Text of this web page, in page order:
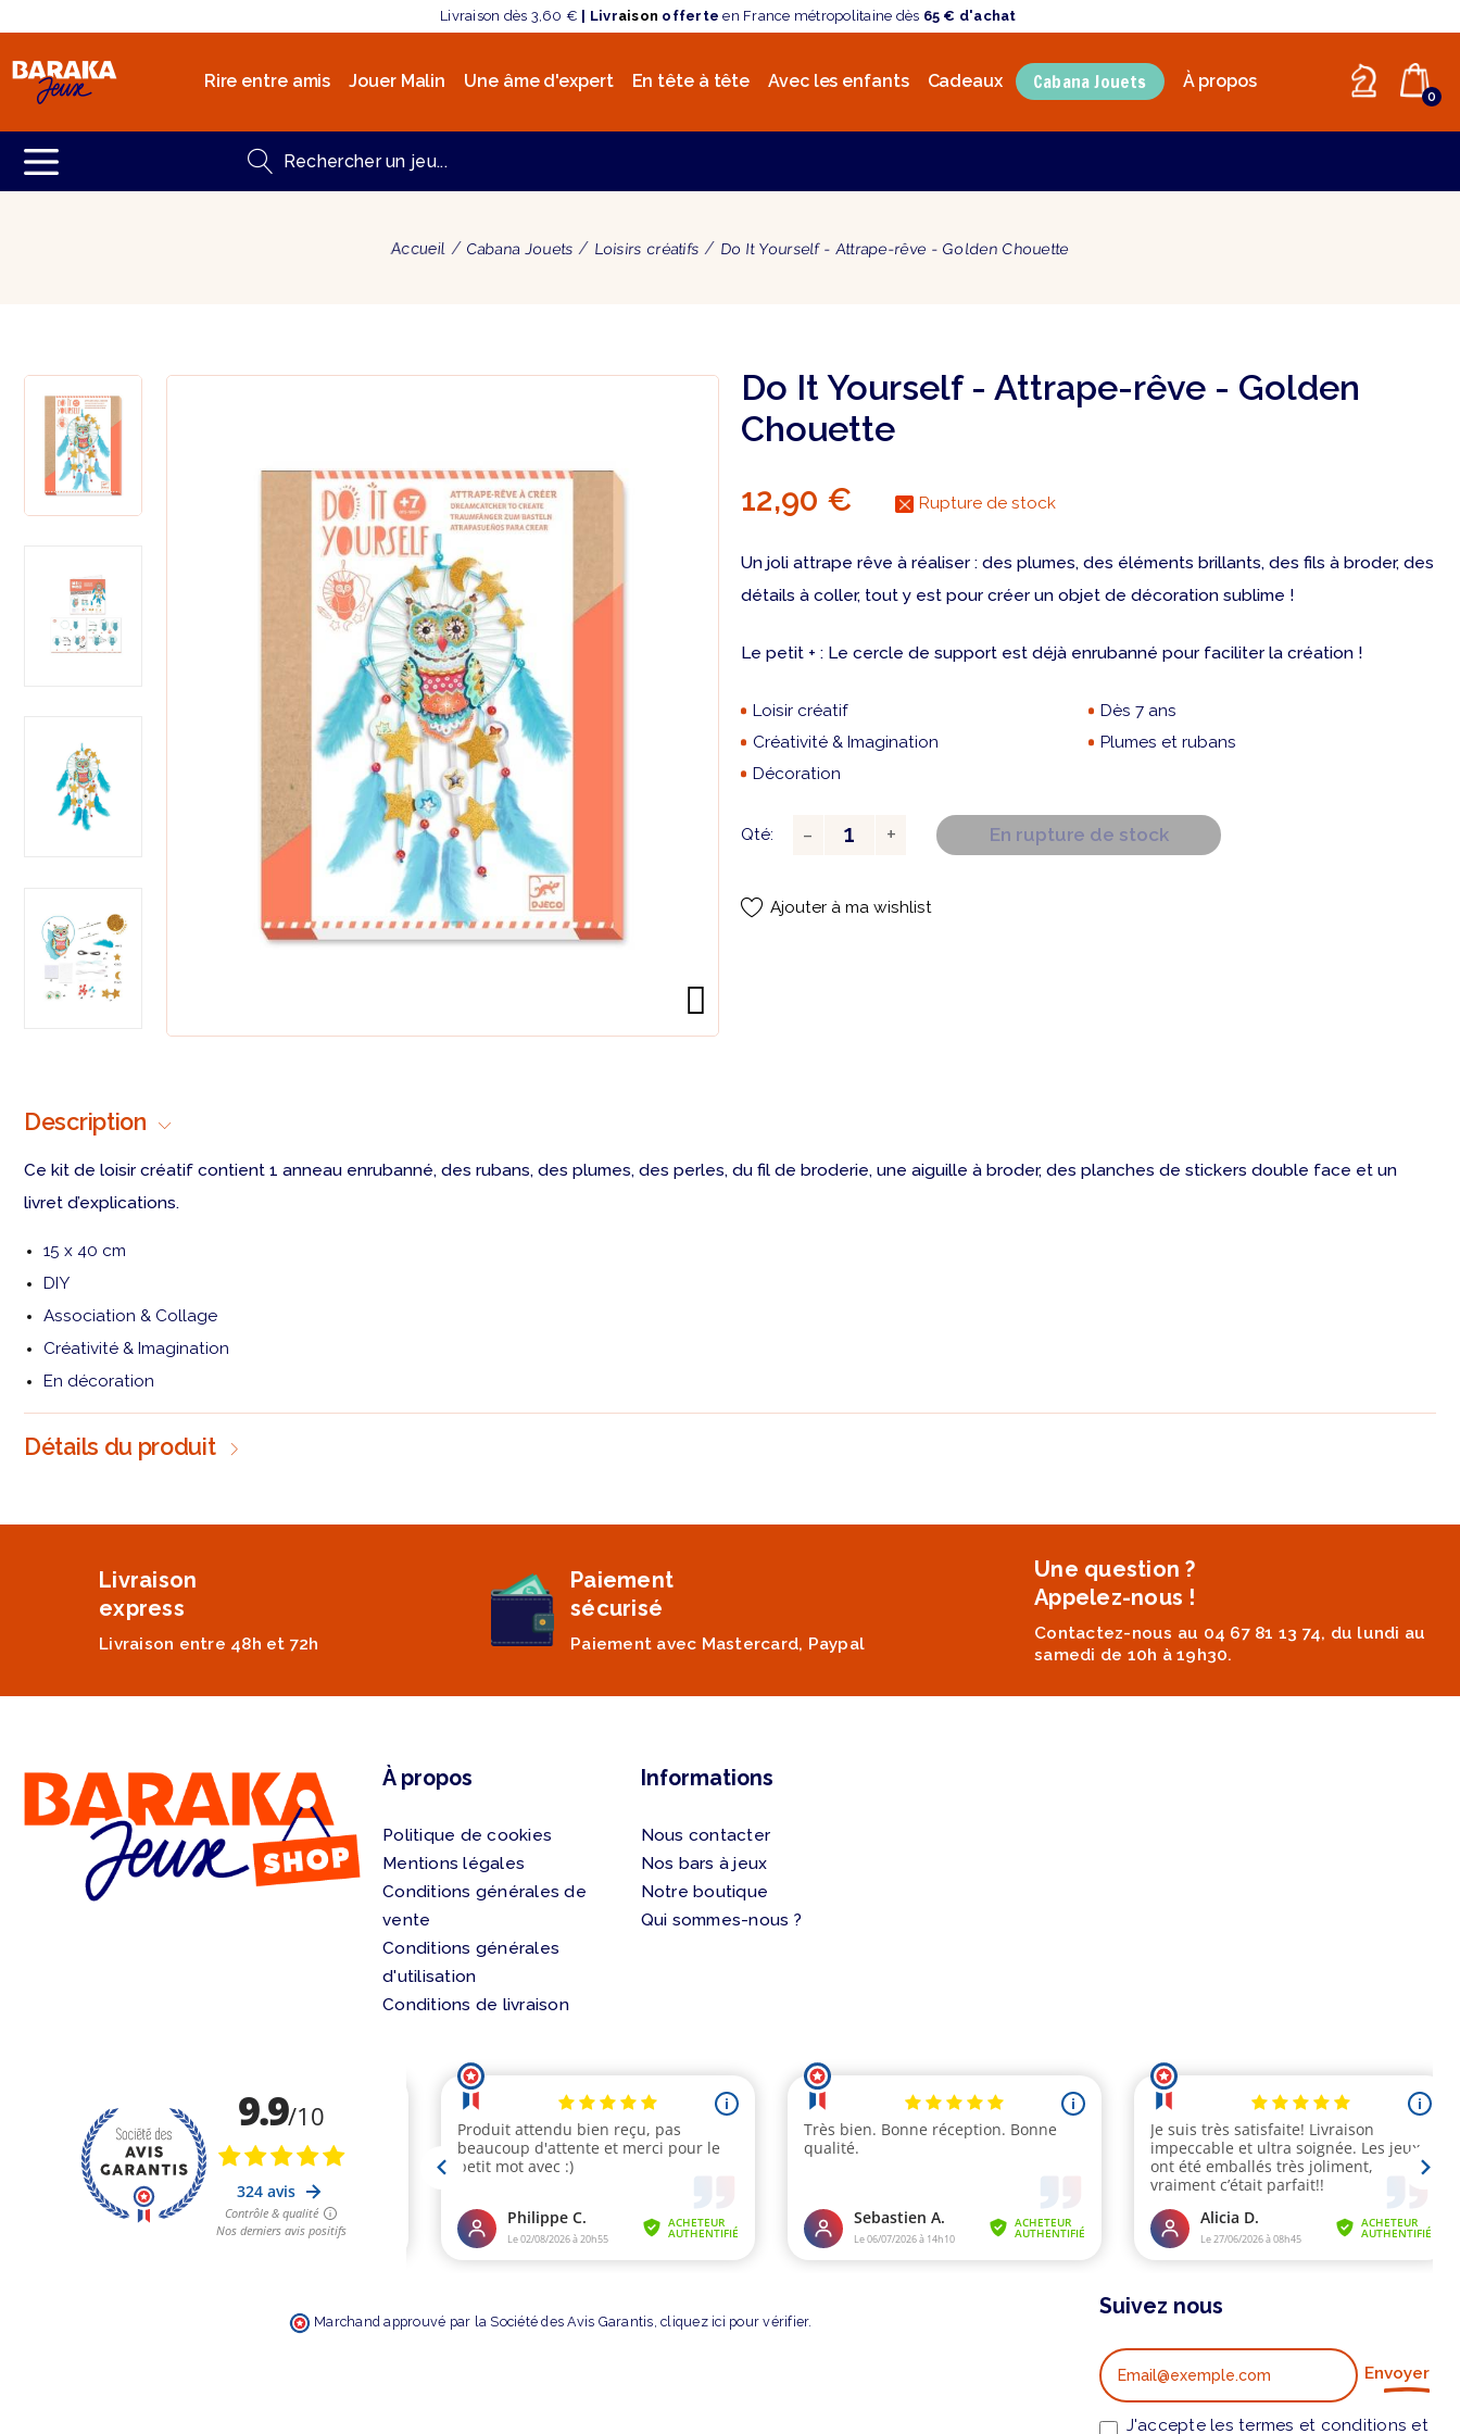
Livraison dès 3,60 € | Livraison offerte en France métropolitaine dès 65 € d'achat
Rire entre amis Jouer Malin Une âme d'expert En tête à tête Avec les enfants Cadeaux Cabana Jouets À propos
0
Accueil Cabana Jouets Loisirs créatifs Do It Yourself - Attrape-rêve - Golden Chouette
Do It Yourself - Attrape-rêve - Golden
Chouette
12,90 € Rupture de stock
Un joli attrape rêve à réaliser : des plumes, des éléments brillants, des fils à broder, des
détails à coller, tout y est pour créer un objet de décoration sublime !
Le petit + : Le cercle de support est déjà enrubanné pour faciliter la création !
Loisir créatif
Dès 7 ans
Créativité & Imagination
Plumes et rubans
Décoration
Qté: En rupture de stock
Ajouter à ma wishlist
Description
Ce kit de loisir créatif contient 1 anneau enrubanné, des rubans, des plumes, des perles, du fil de broderie, une aiguille à broder, des planches de stickers double face et un
livret d’explications.
15 x 40 cm
DIY
Association & Collage
Créativité & Imagination
En décoration
Détails du produit
Livraison
express
Livraison entre 48h et 72h
Paiement
sécurisé
Paiement avec Mastercard, Paypal
Une question ?
Appelez-nous !
Contactez-nous au 04 67 81 13 74, du lundi au
samedi de 10h à 19h30.
À propos
Politique de cookies
Mentions légales
Conditions générales de
vente
Conditions générales
d'utilisation
Conditions de livraison
Informations
Nous contacter
Nos bars à jeux
Notre boutique
Qui sommes-nous ?
Marchand approuvé par la Société des Avis Garantis, cliquez ici pour vérifier.
Suivez nous
Envoyer
J'accepte les termes et conditions et